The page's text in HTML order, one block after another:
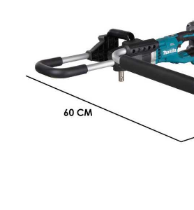
Fendeuses à bois
Filets pour la Récolte des olives
Filtres pour vin et huile
Floconneuses
Fouloirs - Égrappoirs
Fourches pour tracteur
Cruccolini
CTEK
Dal Degan